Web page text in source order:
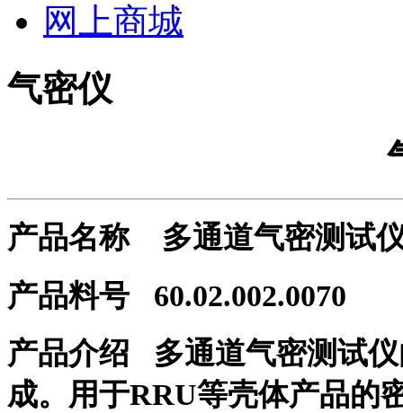
网上商城
气密仪
产品名称多通道气密测试仪
产品料号 60.02.002.0070
产品介绍 多通道气密测试
成。用于RRU等壳体产品的